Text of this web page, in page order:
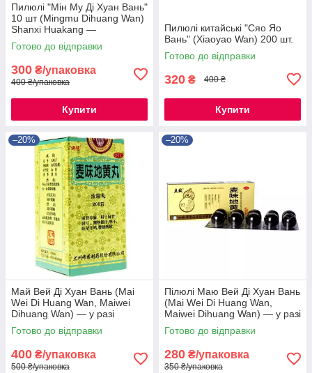
Пилюлі "Мін Му Ді Хуан Вань"
10 шт (Mingmu Dihuang Wan)
Shanxi Huakang —
китайський препарат для
відновлення зору.
Готово до відправки
300 ₴/упаковка
400 ₴/упаковка
Купити
Пилюлі китайські "Сяо Яо
Вань" (Xiaoyao Wan) 200 шт.
Готово до відправки
320 ₴ 400 ₴
Купити
–20%
Май Вей Ді Хуан Вань (Mai
Wei Di Huang Wan, Maiwei
Dihuang Wan) — у разі
захворювань легень
Готово до відправки
400 ₴/упаковка
500 ₴/упаковка
–20%
Пілюлі Маю Вей Ді Хуан Вань
(Mai Wei Di Huang Wan,
Maiwei Dihuang Wan) — у разі
захворювань легень
Готово до відправки
280 ₴/упаковка
350 ₴/упаковка